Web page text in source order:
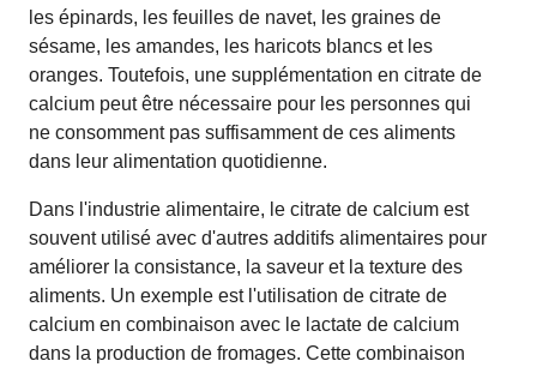
les épinards, les feuilles de navet, les graines de
sésame, les amandes, les haricots blancs et les
oranges. Toutefois, une supplémentation en citrate de
calcium peut être nécessaire pour les personnes qui
ne consomment pas suffisamment de ces aliments
dans leur alimentation quotidienne.
Dans l'industrie alimentaire, le citrate de calcium est
souvent utilisé avec d'autres additifs alimentaires pour
améliorer la consistance, la saveur et la texture des
aliments. Un exemple est l'utilisation de citrate de
calcium en combinaison avec le lactate de calcium
dans la production de fromages. Cette combinaison